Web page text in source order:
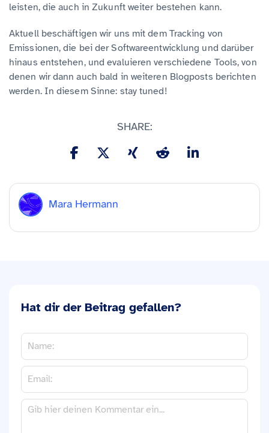
leisten, die auch in Zukunft weiter bestehen kann.
Aktuell beschäftigen wir uns mit dem Tracking von
Emissionen, die bei der Softwareentwicklung und darüber
hinaus entstehen, und evaluieren verschiedene Tools, von
denen wir dann auch bald in weiteren Blogposts berichten
werden. In diesem Sinne: stay tuned!
SHARE:
Mara Hermann
Hat dir der Beitrag gefallen?